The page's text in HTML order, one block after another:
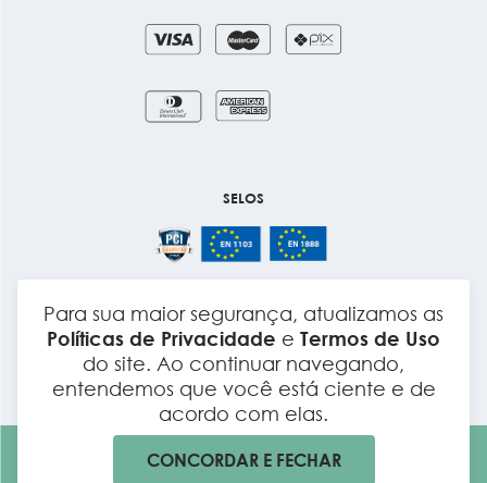
Para sua maior segurança, atualizamos as
Políticas de Privacidade e Termos de Uso
do site. Ao continuar navegando,
entendemos que você está ciente e de
acordo com elas.
CONCORDAR E FECHAR
SELOS
Layout e Desenvolvimento
Todos os direitos reservados. Por LC dos Anjos LTDA CNPJ
28.414.558/0001-32 Rod. Raposo Tavares, S/N – Km 99, Galpão S01 –